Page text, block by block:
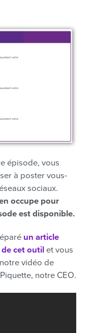
épisode, vous
à poster vous-
sociaux.
occupe pour
est disponible.
un article
cet outil et vous
vidéo de
notre CEO.